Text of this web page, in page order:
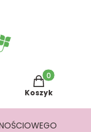
Produkty w
Koszyk